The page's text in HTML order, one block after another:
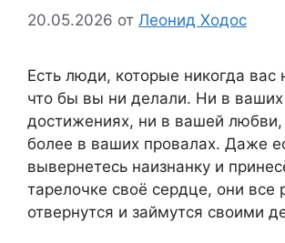
20.05.2026 от Леонид Ходос
Есть люди, которые никогда вас
что бы вы ни делали. Ни в ваших
достижениях, ни в вашей
более в ваших провалах. Даже
вывернетесь наизнанку и
тарелочке своё сердце, они все
отвернутся и займутся своими